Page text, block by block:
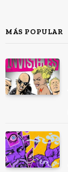
MÁS POPULAR